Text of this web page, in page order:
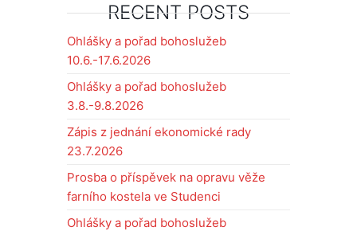
RECENT POSTS
Ohlášky a pořad bohoslužeb
10.6.-17.6.2026
Ohlášky a pořad bohoslužeb
3.8.-9.8.2026
Zápis z jednání ekonomické rady
23.7.2026
Prosba o příspěvek na opravu věže
farního kostela ve Studenci
Ohlášky a pořad bohoslužeb